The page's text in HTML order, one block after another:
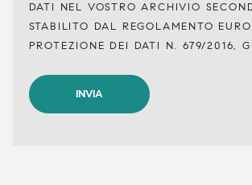
DATI NEL VOSTRO ARCHIVIO
STABILITO DAL REGOLAMENTO
PROTEZIONE DEI DATI N. 679/2016,